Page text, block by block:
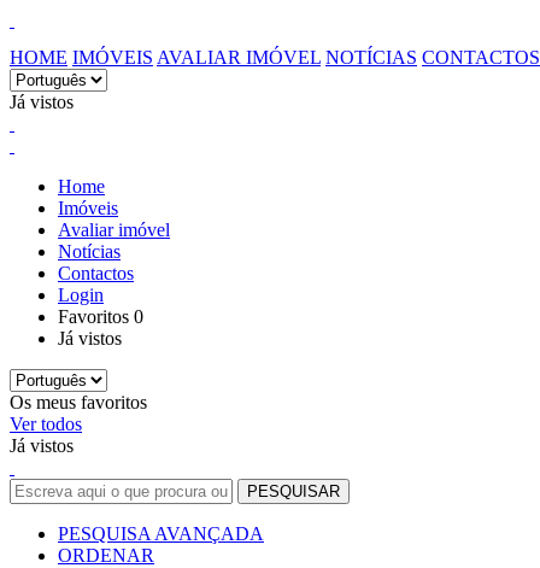
HOME IMÓVEIS AVALIAR IMÓVEL NOTÍCIAS CONTACTOS
Já vistos
Home
Imóveis
Avaliar imóvel
Notícias
Contactos
Login
Favoritos 0
Já vistos
Os meus favoritos
Ver todos
Já vistos
PESQUISA AVANÇADA
ORDENAR